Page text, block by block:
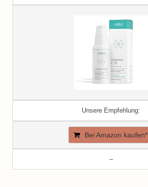
Unsere Empfehlung:
Bei Amazon kaufen*
–